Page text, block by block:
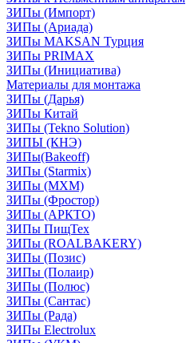
ЗИПы (Импорт)
ЗИПы (Ариада)
ЗИПы MAKSAN Турция
ЗИПы PRIMAX
ЗИПы (Инициатива)
Материалы для монтажа
ЗИПы (Дарья)
ЗИПы Китай
ЗИПы (Tekno Solution)
ЗИПЫ (КНЭ)
ЗИПы(Bakeoff)
ЗИПы (Starmix)
ЗИПы (МХМ)
ЗИПы (Фростор)
ЗИПы (АРКТО)
ЗИПы ПищТех
ЗИПы (ROALBAKERY)
ЗИПы (Позис)
ЗИПы (Полаир)
ЗИПы (Полюс)
ЗИПы (Сантас)
ЗИПы (Рада)
ЗИПы Electrolux